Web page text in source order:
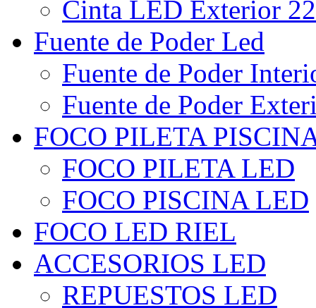
Cinta LED Exterior
Fuente de Poder Led
Fuente de Poder
Fuente de Poder
FOCO PILETA
FOCO PILETA LED
FOCO PISCINA LED
FOCO LED RIEL
ACCESORIOS LED
REPUESTOS LED